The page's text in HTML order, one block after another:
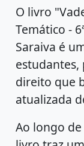
O livro
Temático -
Saraiva é
estudantes,
direito que
atualizada
Ao longo